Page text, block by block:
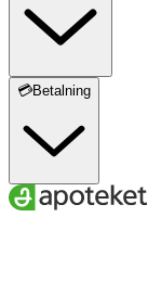
💳Betalning